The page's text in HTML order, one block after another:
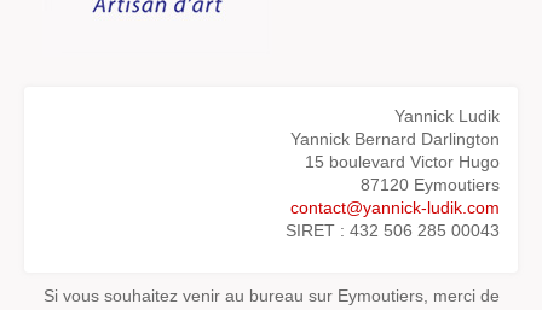
Yannick Ludik
Yannick Bernard Darlington
15 boulevard Victor Hugo
87120 Eymoutiers
contact@yannick-ludik.com
SIRET : 432 506 285 00043
Si vous souhaitez venir au bureau sur Eymoutiers, merci de